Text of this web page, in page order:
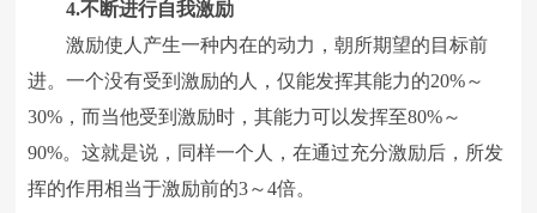
4.不断进行自我激励
激励使人产生一种内在的动力，朝所期望的目标前
进。一个没有受到激励的人，仅能发挥其能力的20%～
30%，而当他受到激励时，其能力可以发挥至80%～
90%。这就是说，同样一个人，在通过充分激励后，所发
挥的作用相当于激励前的3～4倍。